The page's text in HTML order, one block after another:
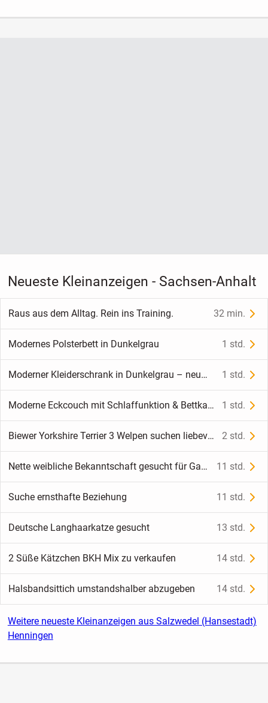
Neueste Kleinanzeigen - Sachsen-Anhalt
Raus aus dem Alltag. Rein ins Training. 32 min.
Modernes Polsterbett in Dunkelgrau 1 std.
Moderner Kleiderschrank in Dunkelgrau – neuwertig 1 std.
Moderne Eckcouch mit Schlaffunktion & Bettkasten – wie neu! 1 std.
Biewer Yorkshire Terrier 3 Welpen suchen liebevolles Zuhause 2 std.
Nette weibliche Bekanntschaft gesucht für Gassirunde 11 std.
Suche ernsthafte Beziehung 11 std.
Deutsche Langhaarkatze gesucht 13 std.
2 Süße Kätzchen BKH Mix zu verkaufen 14 std.
Halsbandsittich umstandshalber abzugeben 14 std.
Weitere neueste Kleinanzeigen aus Salzwedel (Hansestadt)
Henningen